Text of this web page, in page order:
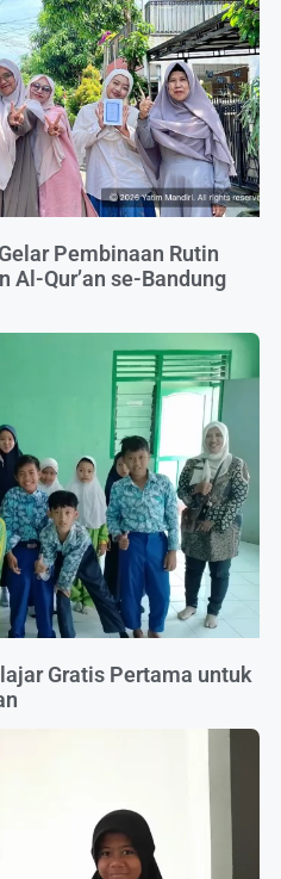
Pembinaan Rutin
Al-Qur’an se-Bandung
Gratis Pertama untuk